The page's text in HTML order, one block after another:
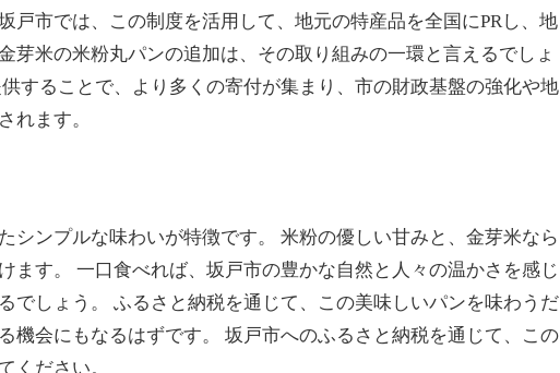
戸市では、この制度を活用して、地元の特産品を全国にPRし、地
芽米の米粉丸パンの追加は、その取り組みの一環と言えるでしょ
することで、より多くの寄付が集まり、市の財政基盤の強化や地
れます。
シンプルな味わいが特徴です。 米粉の優しい甘みと、金芽米なら
ます。 一口食べれば、坂戸市の豊かな自然と人々の温かさを感じ
でしょう。 ふるさと納税を通じて、この美味しいパンを味わうだ
機会にもなるはずです。 坂戸市へのふるさと納税を通じて、この
ください。